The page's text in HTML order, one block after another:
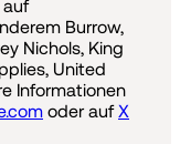
auf
Burrow,
Nichols, King
United
Informationen
oder aufX